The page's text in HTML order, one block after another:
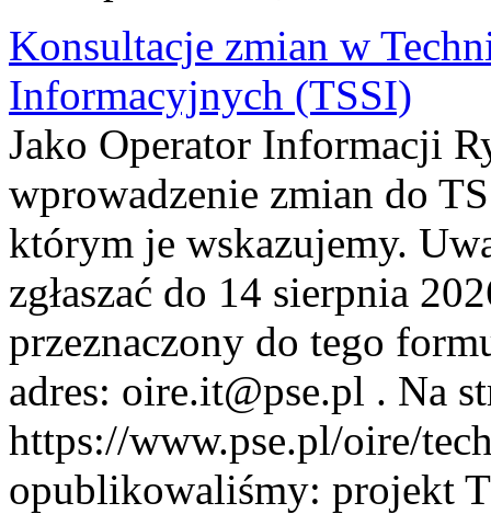
Konsultacje zmian w
Informacyjnych (TSSI)
Jako Operator Informacji
wprowadzenie zmian do
którym je wskazujemy.
zgłaszać do 14 sierpnia
przeznaczony do tego
adres: oire.it@pse.pl . Na
https://www.pse.pl/oire/
opublikowaliśmy: projekt